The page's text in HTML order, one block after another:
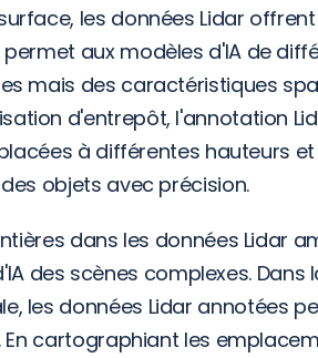
les données Lidar
aux modèles d'IA de
mais des caractéristiques
d'entrepôt, l'annotation
à différentes hauteurs
objets avec précision.
dans les données Lidar
des scènes complexes.
les données Lidar annotées
cartographiant les